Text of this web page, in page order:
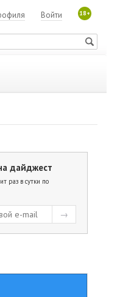
18+
Войти
дайджест
раз в сутки по